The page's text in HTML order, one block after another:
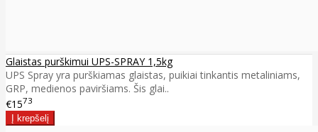
Glaistas purškimui UPS-SPRAY 1,5kg
UPS Spray yra purškiamas glaistas, puikiai tinkantis metaliniams,
GRP, medienos paviršiams. Šis glai..
€1573